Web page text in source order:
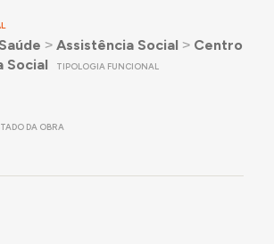
˃ Assistência Social ˃ Centro
Social
TIPOLOGIA FUNCIONAL
DA OBRA